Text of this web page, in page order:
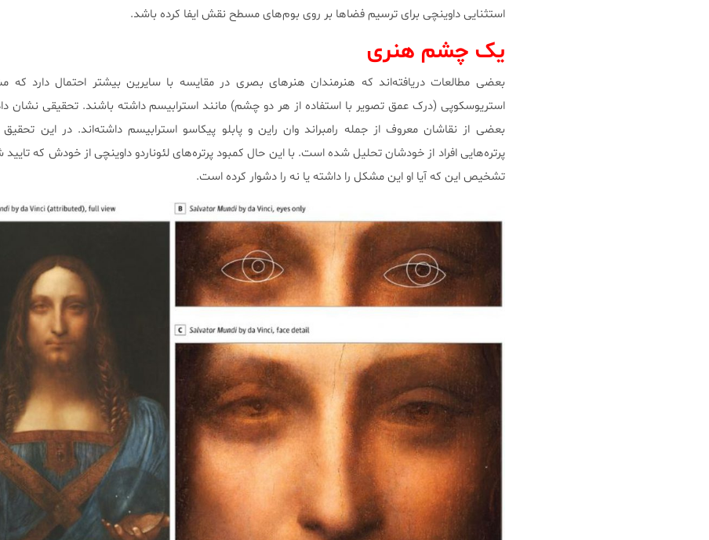
استثنایی داوینچی برای ترسیم فضاها بر روی بوم‌های مسطح نقش ایفا کرده باشد.
یک چشم هنری
بعضی مطالعات دریافته‌اند که هنرمندان هنرهای بصری در مقایسه با سایرین بیشتر احتمال دارد که
استریوسکوپی (درک عمق تصویر با استفاده از هر دو چشم) مانند استرابیسم داشته باشند. تحقیقی نشان
بعضی از نقاشان معروف از جمله رامبراند وان راین و پابلو پیکاسو استرابیسم داشته‌اند. در این
پرتره‌هایی افراد از خودشان تحلیل شده است. با این حال کمبود پرتره‌های لئوناردو داوینچی از خودش که
تشخیص این که آیا او این مشکل را داشته یا نه را دشوار کرده است.